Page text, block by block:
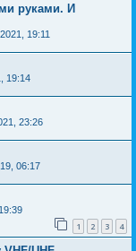
руками. И
19:11
19:14
23:26
06:17
1 2 3 4